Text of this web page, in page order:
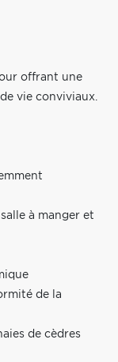
offrant une
vie conviviaux.
à manger et
de la
de cèdres